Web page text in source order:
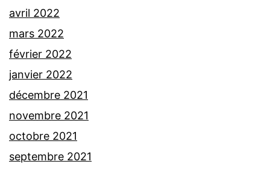
avril 2022
mars 2022
février 2022
janvier 2022
décembre 2021
novembre 2021
octobre 2021
septembre 2021